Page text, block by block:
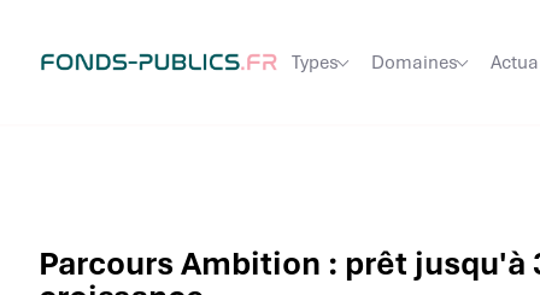
Types Domaines
Parcours Ambition : prêt jusqu'à